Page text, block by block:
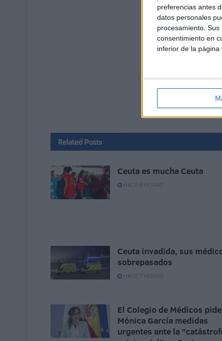
preferencias antes
datos personales
procesamiento.
consentimiento en
inferior de la página
Related Posts
Ceuta es mucha Ceuta
HACE 6 HORAS
Ceuta invadida, sus
sobrepasados
HACE 7 HORAS
El Colegio de Médicos
Mónica García medidas
urgentes ante la